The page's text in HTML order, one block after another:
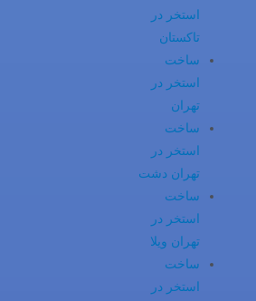
استخر در
تاکستان
ساخت
استخر در
تهران
ساخت
استخر در
تهران دشت
ساخت
استخر در
تهران ویلا
ساخت
استخر در